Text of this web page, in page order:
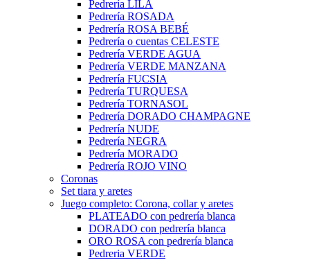
Pedrería LILA
Pedrería ROSADA
Pedrería ROSA BEBÉ
Pedrería o cuentas CELESTE
Pedrería VERDE AGUA
Pedrería VERDE MANZANA
Pedrería FUCSIA
Pedrería TURQUESA
Pedrería TORNASOL
Pedrería DORADO CHAMPAGNE
Pedrería NUDE
Pedrería NEGRA
Pedrería MORADO
Pedrería ROJO VINO
Coronas
Set tiara y aretes
Juego completo: Corona, collar y aretes
PLATEADO con pedrería blanca
DORADO con pedrería blanca
ORO ROSA con pedrería blanca
Pedreria VERDE